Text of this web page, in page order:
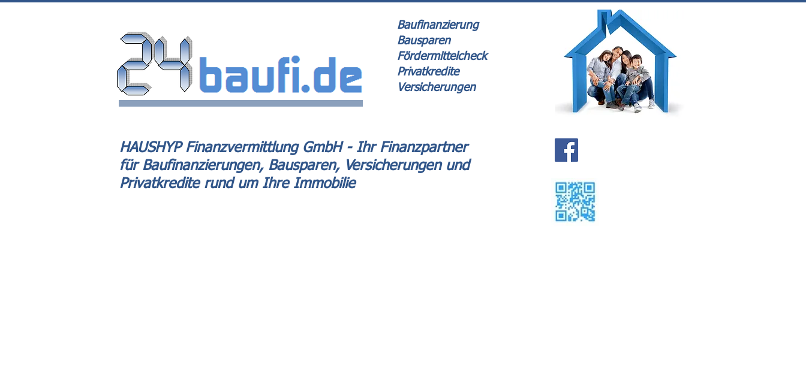
Baufinanzierung
Bausparen
Fördermittelcheck
Privatkredite
Versicherungen
HAUSHYP Finanzvermittlung GmbH - Ihr Finanzpartner
für Baufinanzierungen, Bausparen, Versicherungen und
Privatkredite rund um Ihre Immobilie